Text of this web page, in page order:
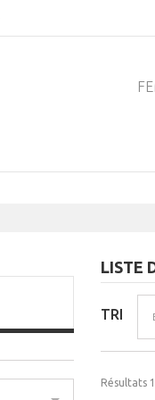
LISTE
TRI
Résultats